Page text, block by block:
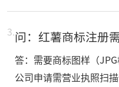
3.问：红薯商标注册
答：需要商标图样（
公司申请需营业执照扫